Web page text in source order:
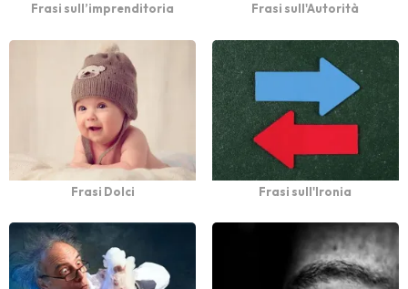
Frasi sull’imprenditoria Frasi sull'Autorità
Frasi Dolci Frasi sull'Ironia